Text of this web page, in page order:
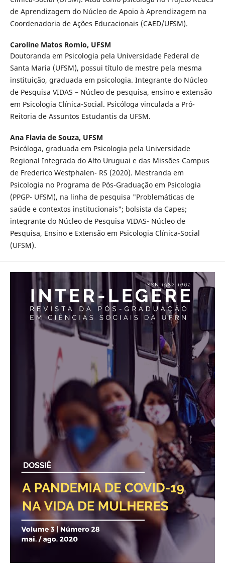
de Aprendizagem do Núcleo de Apoio à Aprendizagem na
Coordenadoria de Ações Educacionais (CAED/UFSM).
Caroline Matos Romio, UFSM
Doutoranda em Psicologia pela Universidade Federal de
Santa Maria (UFSM), possui título de mestre pela mesma
instituição, graduada em psicologia. Integrante do Núcleo
de Pesquisa VIDAS – Núcleo de pesquisa, ensino e extensão
em Psicologia Clínica-Social. Psicóloga vinculada a Pró-
Reitoria de Assuntos Estudantis da UFSM.
Ana Flavia de Souza, UFSM
Psicóloga, graduada em Psicologia pela Universidade
Regional Integrada do Alto Uruguai e das Missões Campus
de Frederico Westphalen- RS (2020). Mestranda em
Psicologia no Programa de Pós-Graduação em Psicologia
(PPGP- UFSM), na linha de pesquisa "Problemáticas de
saúde e contextos institucionais"; bolsista da Capes;
integrante do Núcleo de Pesquisa VIDAS- Núcleo de
Pesquisa, Ensino e Extensão em Psicologia Clínica-Social
(UFSM).